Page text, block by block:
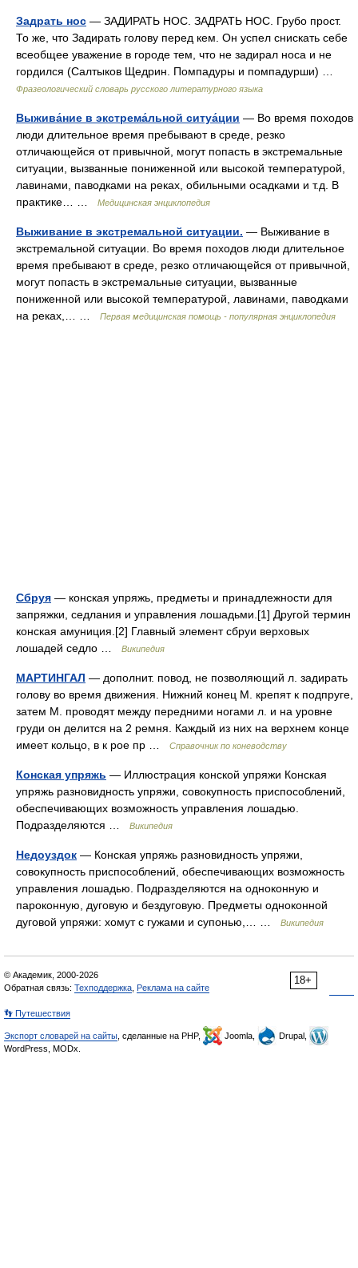
Задрать нос — ЗАДИРАТЬ НОС. ЗАДРАТЬ НОС. Грубо прост.
То же, что Задирать голову перед кем. Он успел снискать себе
всеобщее уважение в городе тем, что не задирал носа и не
гордился (Салтыков Щедрин. Помпадуры и помпадурши) …
Фразеологический словарь русского литературного языка
Выжива́ние в экстрема́льной ситуа́ции — Во время походов
люди длительное время пребывают в среде, резко
отличающейся от привычной, могут попасть в экстремальные
ситуации, вызванные пониженной или высокой температурой,
лавинами, паводками на реках, обильными осадками и т.д. В
практике… …
Медицинская энциклопедия
Выживание в экстремальной ситуации. — Выживание в
экстремальной ситуации. Во время походов люди длительное
время пребывают в среде, резко отличающейся от привычной,
могут попасть в экстремальные ситуации, вызванные
пониженной или высокой температурой, лавинами, паводками
на реках,… …
Первая медицинская помощь - популярная энциклопедия
Сбруя — конская упряжь, предметы и принадлежности для
запряжки, седлания и управления лошадьми.[1] Другой термин
конская амуниция.[2] Главный элемент сбруи верховых
лошадей седло …
Википедия
МАРТИНГАЛ — дополнит. повод, не позволяющий л. задирать
голову во время движения. Нижний конец М. крепят к подпруге,
затем М. проводят между передними ногами л. и на уровне
груди он делится на 2 ремня. Каждый из них на верхнем конце
имеет кольцо, в к рое пр …
Справочник по коневодству
Конская упряжь — Иллюстрация конской упряжи Конская
упряжь разновидность упряжи, совокупность приспособлений,
обеспечивающих возможность управления лошадью.
Подразделяются …
Википедия
Недоуздок — Конская упряжь разновидность упряжи,
совокупность приспособлений, обеспечивающих возможность
управления лошадью. Подразделяются на одноконную и
пароконную, дуговую и бездуговую. Предметы одноконной
дуговой упряжи: хомут с гужами и супонью,… …
Википедия
18+
© Академик, 2000-2026
Обратная связь: Техподдержка Реклама на сайте
👣 Путешествия
Экспорт словарей на сайты , сделанные на PHP, Joomla,
Drupal,
WordPress, MODx.